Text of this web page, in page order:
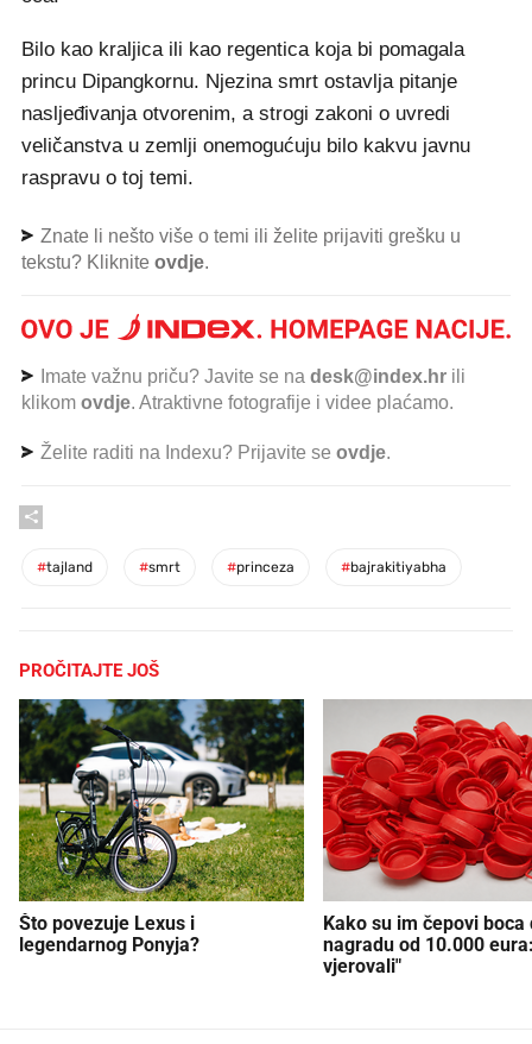
Bilo kao kraljica ili kao regentica koja bi pomagala
princu Dipangkornu. Njezina smrt ostavlja pitanje
nasljeđivanja otvorenim, a strogi zakoni o uvredi
veličanstva u zemlji onemogućuju bilo kakvu javnu
raspravu o toj temi.
Znate li nešto više o temi ili želite prijaviti grešku u
tekstu? Kliknite ovdje.
Imate važnu priču? Javite se na desk@index.hr ili
klikom ovdje. Atraktivne fotografije i videe plaćamo.
Želite raditi na Indexu? Prijavite se ovdje.
#tajland #smrt #princeza #bajrakitiyabha
PROČITAJTE JOŠ
Što povezuje Lexus i
legendarnog Ponyja?
Kako su im čepovi boca
nagradu od 10.000
vjerovali"